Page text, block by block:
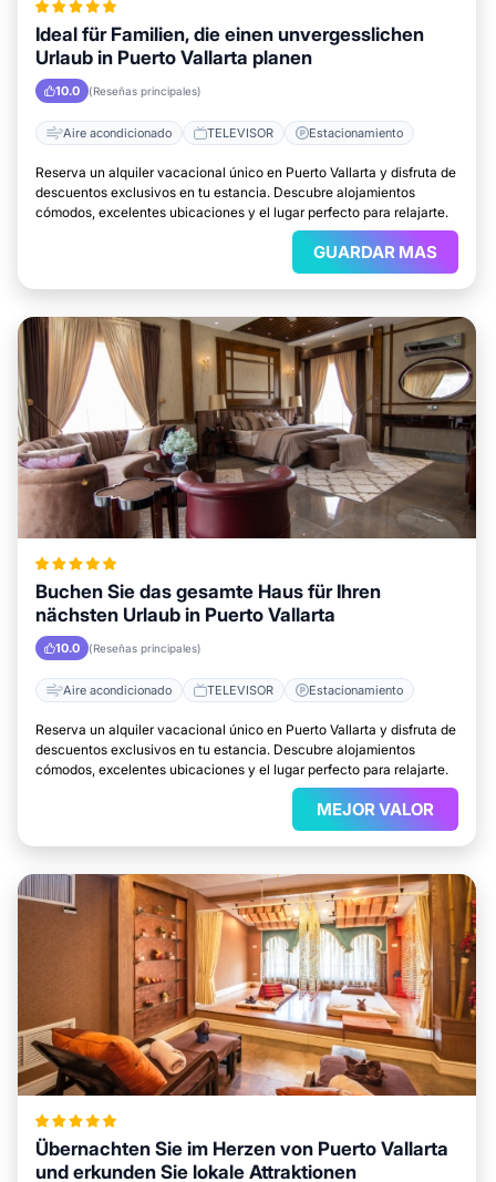
Ideal für Familien, die einen unvergesslichen
Urlaub in Puerto Vallarta planen
10.0 (Reseñas principales)
Aire acondicionado TELEVISOR Estacionamiento
Reserva un alquiler vacacional único en Puerto Vallarta y disfruta de
descuentos exclusivos en tu estancia. Descubre alojamientos
cómodos, excelentes ubicaciones y el lugar perfecto para relajarte.
GUARDAR MAS
Buchen Sie das gesamte Haus für Ihren
nächsten Urlaub in Puerto Vallarta
10.0 (Reseñas principales)
Aire acondicionado TELEVISOR Estacionamiento
Reserva un alquiler vacacional único en Puerto Vallarta y disfruta de
descuentos exclusivos en tu estancia. Descubre alojamientos
cómodos, excelentes ubicaciones y el lugar perfecto para relajarte.
MEJOR VALOR
Übernachten Sie im Herzen von Puerto Vallarta
und erkunden Sie lokale Attraktionen